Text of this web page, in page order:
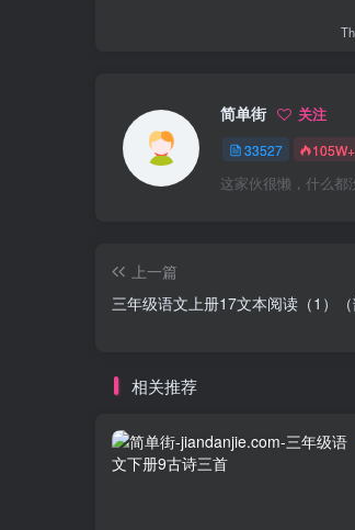
简单街 关注
33527 105W+
这家伙很懒，什么都
上一篇
三年级语文上册17文本阅读（1）（
相关推荐